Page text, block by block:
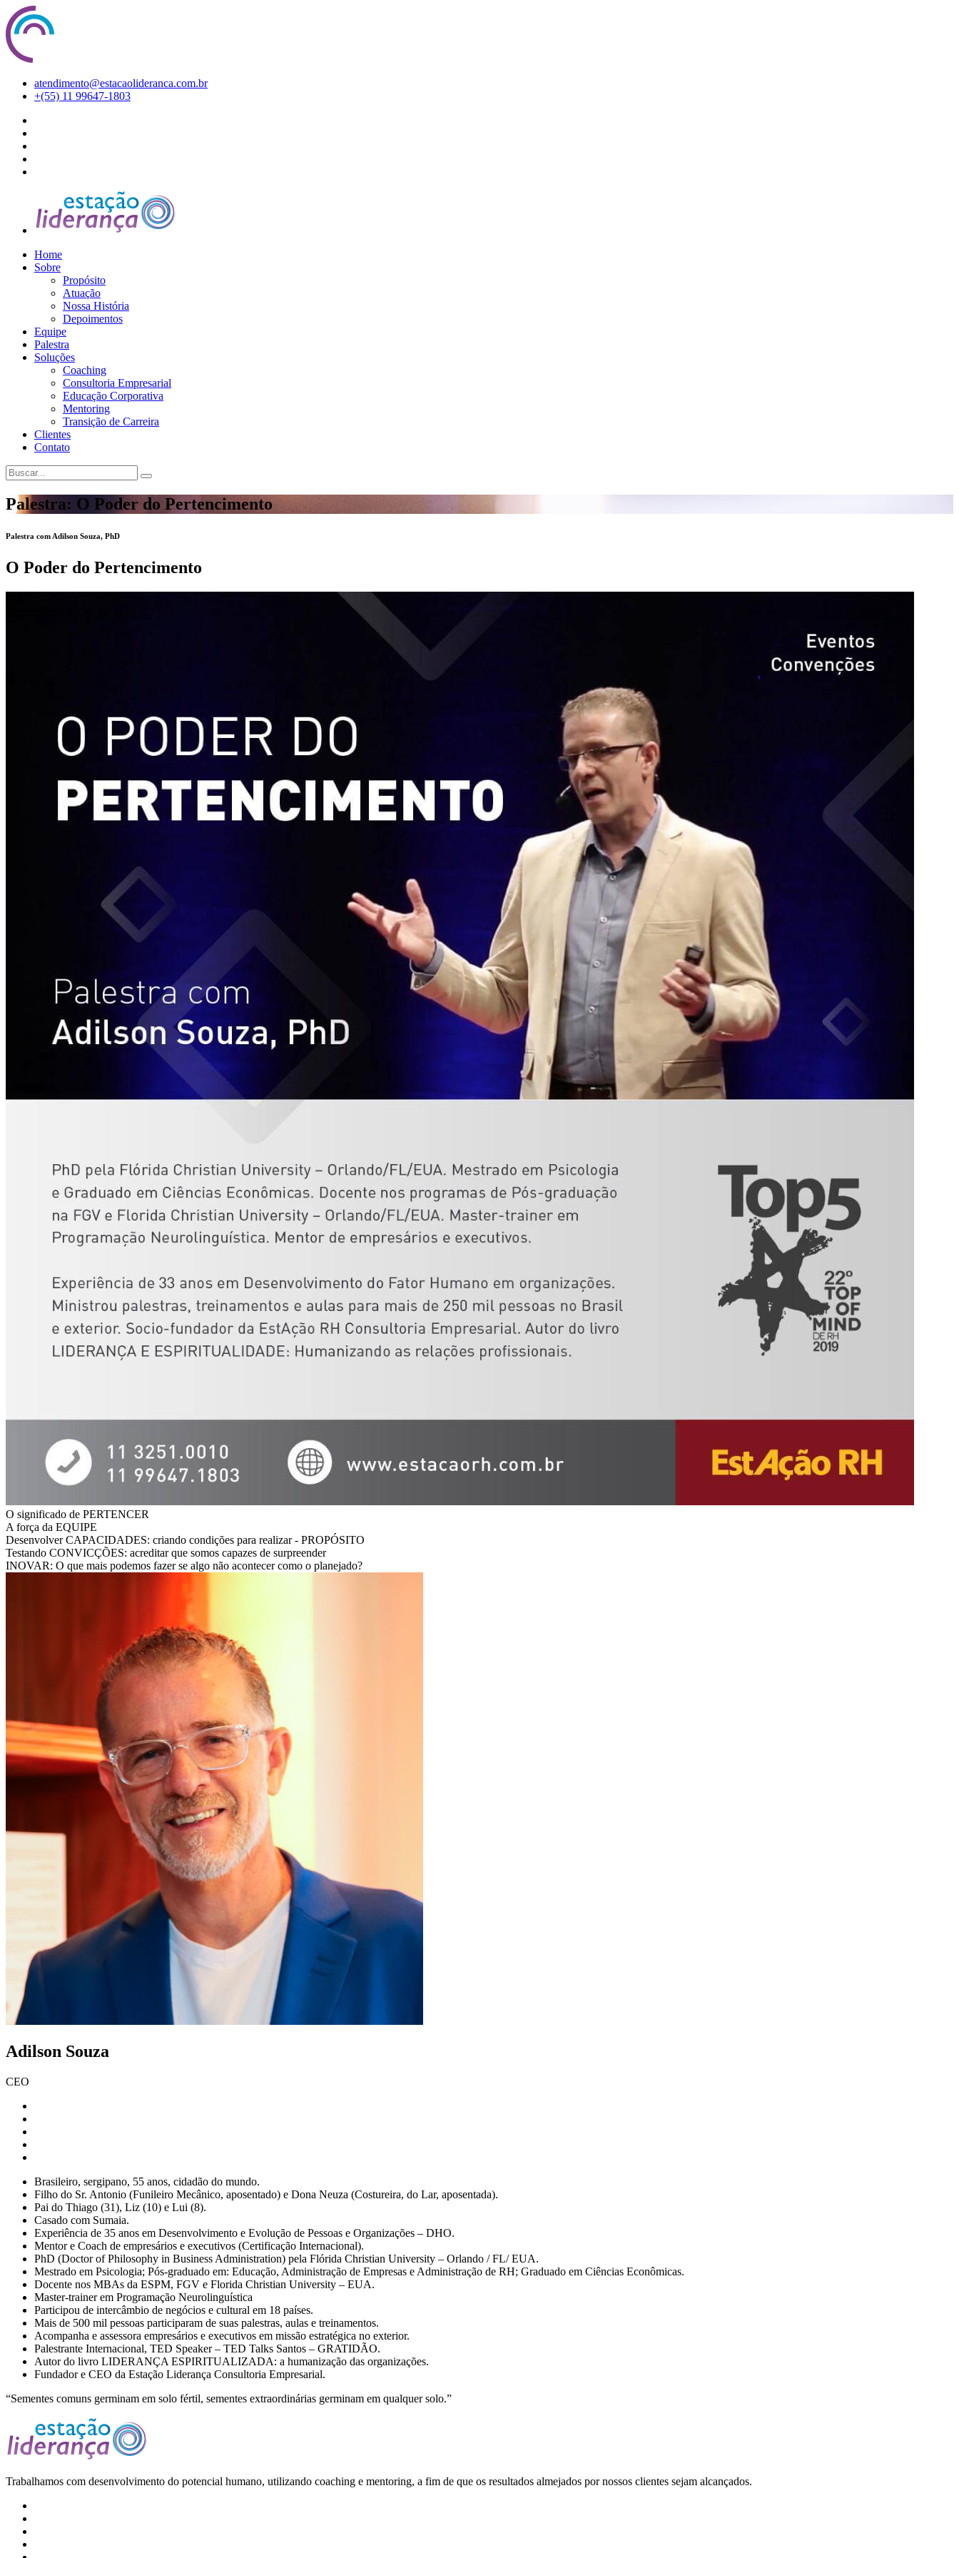
atendimento@estacaolideranca.com.br
+(55) 11 99647-1803
Home
Sobre
Propósito
Atuação
Nossa História
Depoimentos
Equipe
Palestra
Soluções
Coaching
Consultoria Empresarial
Educação Corporativa
Mentoring
Transição de Carreira
Clientes
Contato
Palestra: O Poder do Pertencimento
Palestra com Adilson Souza, PhD
O Poder do Pertencimento
O significado de PERTENCER
A força da EQUIPE
Desenvolver CAPACIDADES: criando condições para realizar - PROPÓSITO
Testando CONVICÇÕES: acreditar que somos capazes de surpreender
INOVAR: O que mais podemos fazer se algo não acontecer como o planejado?
Adilson Souza
CEO
Brasileiro, sergipano, 55 anos, cidadão do mundo.
Filho do Sr. Antonio (Funileiro Mecânico, aposentado) e Dona Neuza (Costureira, do Lar, aposentada).
Pai do Thiago (31), Liz (10) e Lui (8).
Casado com Sumaia.
Experiência de 35 anos em Desenvolvimento e Evolução de Pessoas e Organizações – DHO.
Mentor e Coach de empresários e executivos (Certificação Internacional).
PhD (Doctor of Philosophy in Business Administration) pela Flórida Christian University – Orlando / FL/ EUA.
Mestrado em Psicologia; Pós-graduado em: Educação, Administração de Empresas e Administração de RH; Graduado em Ciências Econômicas.
Docente nos MBAs da ESPM, FGV e Florida Christian University – EUA.
Master-trainer em Programação Neurolinguística
Participou de intercâmbio de negócios e cultural em 18 países.
Mais de 500 mil pessoas participaram de suas palestras, aulas e treinamentos.
Acompanha e assessora empresários e executivos em missão estratégica no exterior.
Palestrante Internacional, TED Speaker – TED Talks Santos – GRATIDÃO.
Autor do livro LIDERANÇA ESPIRITUALIZADA: a humanização das organizações.
Fundador e CEO da Estação Liderança Consultoria Empresarial.
“Sementes comuns germinam em solo fértil, sementes extraordinárias germinam em qualquer solo.”
Trabalhamos com desenvolvimento do potencial humano, utilizando coaching e mentoring, a fim de que os resultados almejados por nossos clientes sejam alcançados.